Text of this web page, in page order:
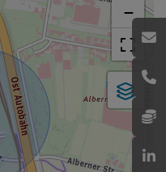
−